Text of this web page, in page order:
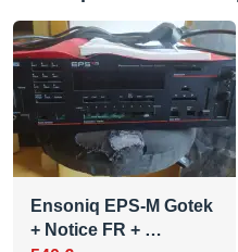
Ensoniq EPS-M Gotek
+ Notice FR + …